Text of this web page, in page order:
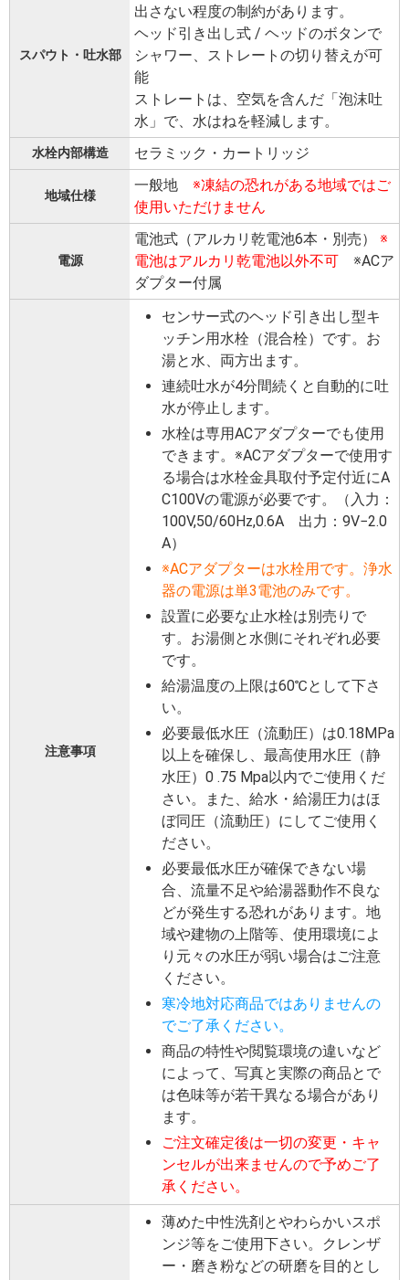
スパウト・吐水部
出さない程度の制約があります。
ヘッド引き出し式 / ヘッドのボタンで
シャワー、ストレートの切り替えが可
能
ストレートは、空気を含んだ「泡沫吐
水」で、水はねを軽減します。
水栓内部構造 セラミック・カートリッジ
地域仕様
一般地 ※凍結の恐れがある地域ではご
使用いただけません
電源
電池式（アルカリ乾電池6本・別売） ※
電池はアルカリ乾電池以外不可 ※ACア
ダプター付属
注意事項
センサー式のヘッド引き出し型キ
ッチン用水栓（混合栓）です。お
湯と水、両方出ます。
連続吐⽔が4分間続くと⾃動的に吐
⽔が停⽌します。
水栓は専用ACアダプターでも使用
できます。※ACアダプターで使用す
る場合は水栓金具取付予定付近にA
C100Vの電源が必要です。（入力：
100V,50/60Hz,0.6A 出力：9V−2.0
A）
※ACアダプターは水栓用です。浄水
器の電源は単3電池のみです。
設置に必要な止水栓は別売りで
す。お湯側と水側にそれぞれ必要
です。
給湯温度の上限は60℃として下さ
い。
必要最低水圧（流動圧）は0.18MPa
以上を確保し、最高使用水圧（静
水圧）0 .75 Mpa以内でご使用くだ
さい。また、給水・給湯圧力はほ
ぼ同圧（流動圧）にしてご使用く
ださい。
必要最低水圧が確保できない場
合、流量不足や給湯器動作不良な
どが発生する恐れがあります。地
域や建物の上階等、使用環境によ
り元々の水圧が弱い場合はご注意
ください。
寒冷地対応商品ではありませんの
でご了承ください。
商品の特性や閲覧環境の違いなど
によって、写真と実際の商品とで
は色味等が若干異なる場合があり
ます。
ご注文確定後は一切の変更・キャ
ンセルが出来ませんので予めご了
承ください。
薄めた中性洗剤とやわらかいスポ
ンジ等をご使用下さい。クレンザ
ー・磨き粉などの研磨を目的とし